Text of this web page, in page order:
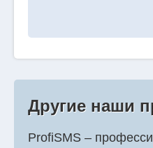
Другие наши
ProfiSMS –